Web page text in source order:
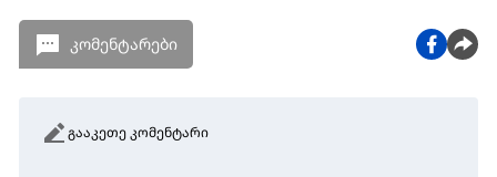
კომენტარები
გააკეთე კომენტარი